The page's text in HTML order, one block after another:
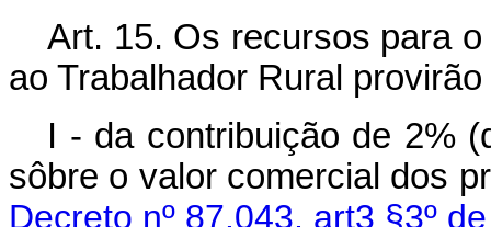
Art. 15. Os recursos para
ao Trabalhador Rural
I - da contribuição de 2%
sôbre o valor comercial
Decreto nº 87.043, art3 §3º